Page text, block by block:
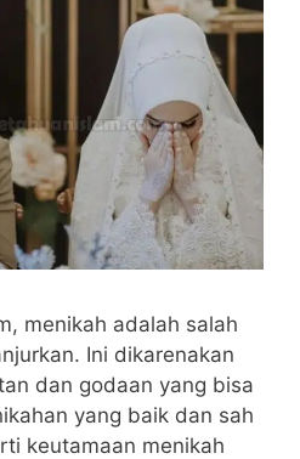
menikah adalah salah
Ini dikarenakan
dan godaan yang bisa
yang baik dan sah
keutamaan menikah